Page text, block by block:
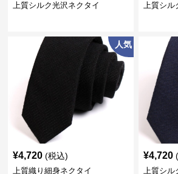
上質シルク光沢ネクタイ 上質シル
人気
¥4,720 (税込)
上質織り細身ネクタイ
¥4,720
上質シル